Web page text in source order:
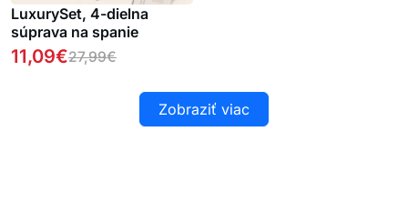
LuxurySet, 4-dielna
súprava na spanie
11,09€27,99€
Zobraziť viac